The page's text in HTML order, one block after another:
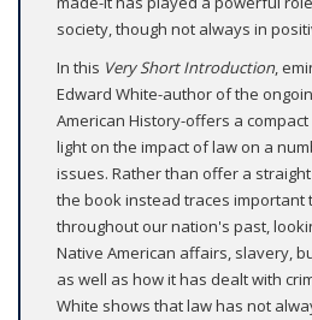
society, though not always in
In this Very Short Introduction,
Edward White-author of the
American History-offers a
light on the impact of law on a
issues. Rather than offer a
the book instead traces important
throughout our nation's past,
Native American affairs, slavery,
as well as how it has dealt with
White shows that law has not